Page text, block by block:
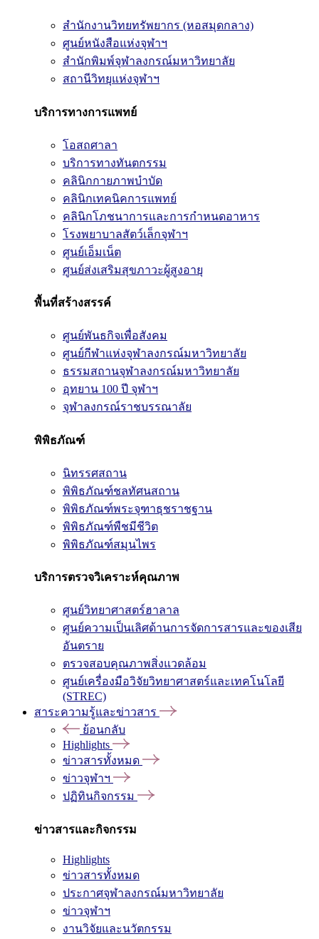
สำนักงานวิทยทรัพยากร (หอสมุดกลาง)
ศูนย์หนังสือแห่งจุฬาฯ
สำนักพิมพ์จุฬาลงกรณ์มหาวิทยาลัย
สถานีวิทยุแห่งจุฬาฯ
บริการทางการแพทย์
โอสถศาลา
บริการทางทันตกรรม
คลินิกกายภาพบำบัด
คลินิกเทคนิคการแพทย์
คลินิกโภชนาการและการกำหนดอาหาร
โรงพยาบาลสัตว์เล็กจุฬาฯ
ศูนย์เอ็มเน็ต
ศูนย์ส่งเสริมสุขภาวะผู้สูงอายุ
พื้นที่สร้างสรรค์
ศูนย์พันธกิจเพื่อสังคม
ศูนย์กีฬาแห่งจุฬาลงกรณ์มหาวิทยาลัย
ธรรมสถานจุฬาลงกรณ์มหาวิทยาลัย
อุทยาน 100 ปี จุฬาฯ
จุฬาลงกรณ์ราชบรรณาลัย
พิพิธภัณฑ์
นิทรรศสถาน
พิพิธภัณฑ์ชลทัศนสถาน
พิพิธภัณฑ์พระจุฑาธุชราชฐาน
พิพิธภัณฑ์พืชมีชีวิต
พิพิธภัณฑ์สมุนไพร
บริการตรวจวิเคราะห์คุณภาพ
ศูนย์วิทยาศาสตร์ฮาลาล
ศูนย์ความเป็นเลิศด้านการจัดการสารและของเสีย
อันตราย
ตรวจสอบคุณภาพสิ่งแวดล้อม
ศูนย์เครื่องมือวิจัยวิทยาศาสตร์และเทคโนโลยี
(STREC)
สาระความรู้และข่าวสาร
ย้อนกลับ
Highlights
ข่าวสารทั้งหมด
ข่าวจุฬาฯ
ปฏิทินกิจกรรม
ข่าวสารและกิจกรรม
Highlights
ข่าวสารทั้งหมด
ประกาศจุฬาลงกรณ์มหาวิทยาลัย
ข่าวจุฬาฯ
งานวิจัยและนวัตกรรม